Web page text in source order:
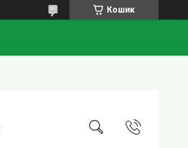
Кошик